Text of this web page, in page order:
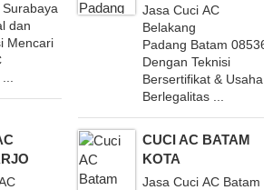
dan
Mencari
Jasa Cuci AC
Belakang
Padang Batam
Dengan Teknisi
Bersertifikat & Usaha
Berlegalitas ...
CUCI AC BATAM
KOTA
Jasa Cuci AC Batam